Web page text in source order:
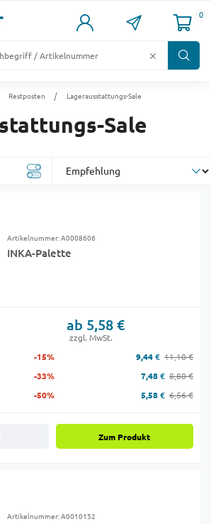
0
Restposten Lagerausstattungs-Sale
Sale
Artikelnummer: A0008606
INKA-Palette
ab 5,58 €
zzgl. MwSt.
-15% 9,44 € 11,10 €
-33% 7,48 € 8,80 €
-50% 5,58 € 6,56 €
Zum Produkt
Artikelnummer: A0010152